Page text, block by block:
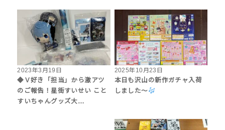
2023年3月19日
◆Ｖ好き「担当」から激アツ
のご報告！星街すいせい こと
すいちゃんグッズ大…
2025年10月23日
本日も沢山の新作ガチャ入荷
しました〜